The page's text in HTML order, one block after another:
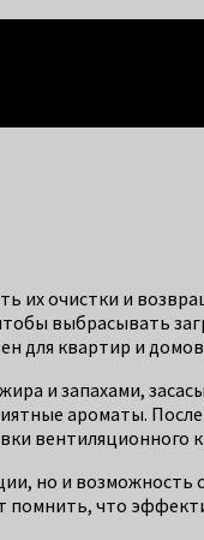
их очистки и
выбрасывать
квартир и
и запахами,
ароматы.
вентиляционного
но и
что